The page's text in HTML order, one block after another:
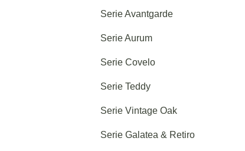
Serie Avantgarde
Serie Aurum
Serie Covelo
Serie Teddy
Serie Vintage Oak
Serie Galatea & Retiro